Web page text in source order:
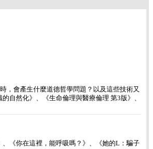
，會產生什麼道德哲學問題？以及這些技術又
自然化》、《生命倫理與醫療倫理 第3版》、
《你在這裡，能呼吸嗎？》、《她的L：騙子